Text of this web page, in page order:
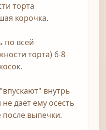
торта
корочка.
по всей
торта) 6-8
внутрь
дает ему осесть
после выпечки.